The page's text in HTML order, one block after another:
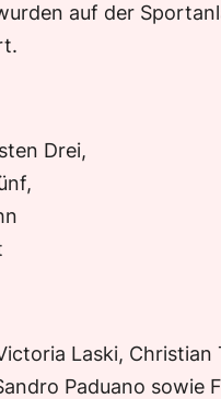
auf der
Drei,
Laski,
Paduano